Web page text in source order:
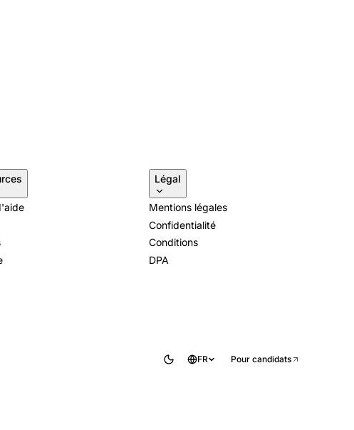
Légal
Mentions légales
Confidentialité
Conditions
DPA
FR Pour candidats